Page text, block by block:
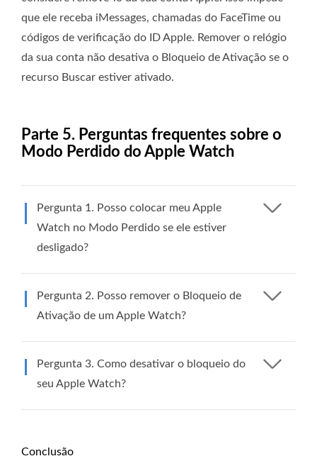
que ele receba iMessages, chamadas do FaceTime ou
códigos de verificação do ID Apple. Remover o relógio
da sua conta não desativa o Bloqueio de Ativação se o
recurso Buscar estiver ativado.
Parte 5. Perguntas frequentes sobre o
Modo Perdido do Apple Watch
Pergunta 1. Posso colocar meu Apple
Watch no Modo Perdido se ele estiver
desligado?
Pergunta 2. Posso remover o Bloqueio de
Ativação de um Apple Watch?
Pergunta 3. Como desativar o bloqueio do
seu Apple Watch?
Conclusão